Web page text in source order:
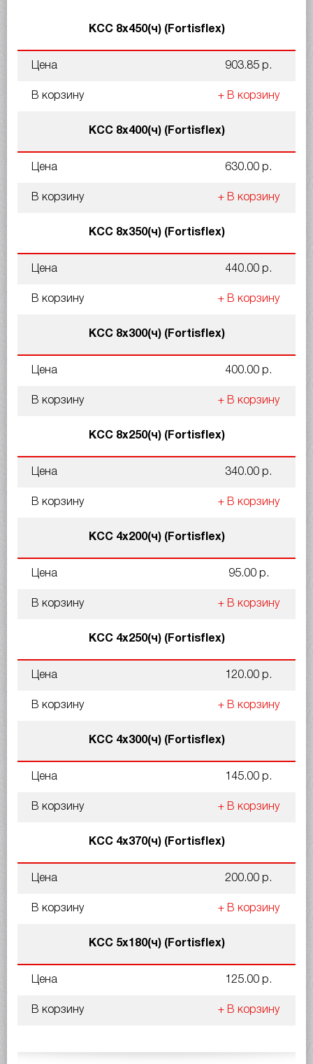
КСС 8x450(ч) (Fortisflex)
Цена 903.85 р.
В корзину + В корзину
КСС 8x400(ч) (Fortisflex)
Цена 630.00 р.
В корзину + В корзину
КСС 8x350(ч) (Fortisflex)
Цена 440.00 р.
В корзину + В корзину
КСС 8x300(ч) (Fortisflex)
Цена 400.00 р.
В корзину + В корзину
КСС 8x250(ч) (Fortisflex)
Цена 340.00 р.
В корзину + В корзину
КСС 4x200(ч) (Fortisflex)
Цена 95.00 р.
В корзину + В корзину
КСС 4x250(ч) (Fortisflex)
Цена 120.00 р.
В корзину + В корзину
КСС 4x300(ч) (Fortisflex)
Цена 145.00 р.
В корзину + В корзину
КСС 4x370(ч) (Fortisflex)
Цена 200.00 р.
В корзину + В корзину
КСС 5х180(ч) (Fortisflex)
Цена 125.00 р.
В корзину + В корзину